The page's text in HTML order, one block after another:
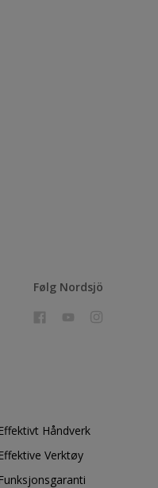
Følg Nordsjö
Effektivt Håndverk
Effektive Verktøy
Funksjonsgaranti